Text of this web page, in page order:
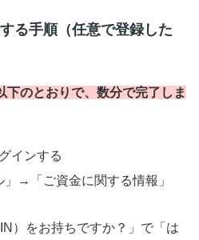
る手順（任意で登録した
下のとおりで、数分で完了しま
インする
」→「ご資金に関する情報」
）をお持ちですか？」で「は